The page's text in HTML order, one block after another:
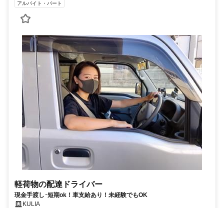
アルバイト・パート
軽荷物の配達ドライバー
現金手渡し･短期ok！車支給あり！未経験でもOK
KULIA